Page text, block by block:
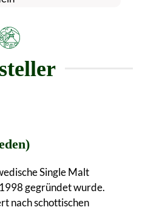
Single Malt
gegründet wurde.
nach schottischen